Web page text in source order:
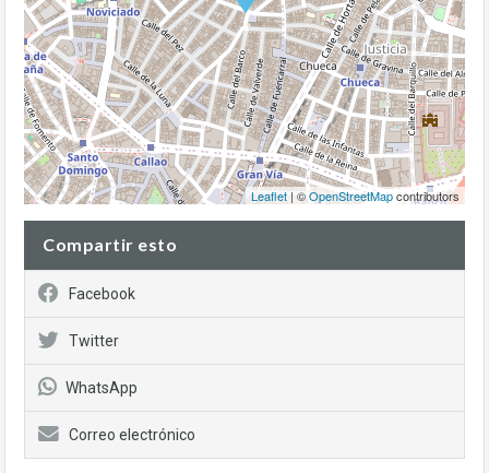
Leaflet | ©OpenStreetMapcontributors
Compartir esto
Facebook
Twitter
WhatsApp
Correo electrónico